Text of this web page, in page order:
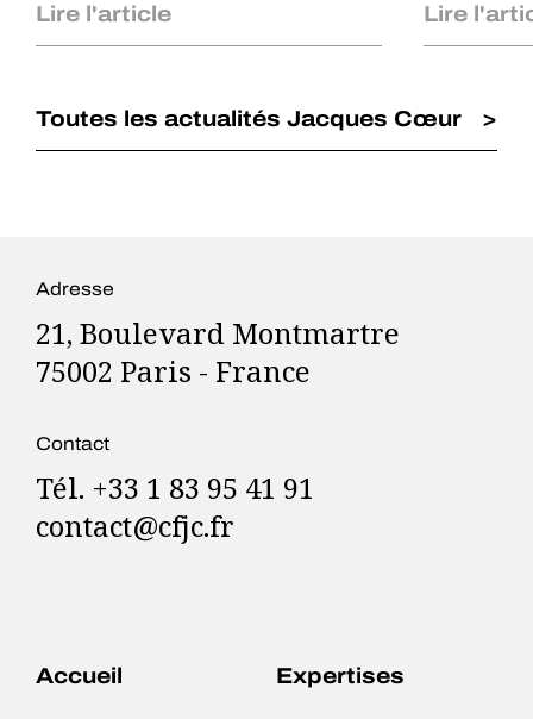
Lire l'article Lire
Toutes les actualités Jacques Cœur
Adresse
21, Boulevard Montmartre
75002 Paris - France
Contact
Tél. +33 1 83 95 41 91
contact@cfjc.fr
Accueil Expertises